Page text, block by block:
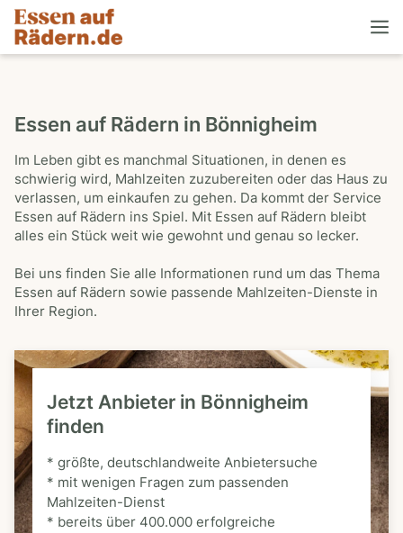
Essen auf Rädern in Bönnigheim
Im Leben gibt es manchmal Situationen, in denen es
schwierig wird, Mahlzeiten zuzubereiten oder das Haus zu
verlassen, um einkaufen zu gehen. Da kommt der Service
Essen auf Rädern ins Spiel. Mit Essen auf Rädern bleibt
alles ein Stück weit wie gewohnt und genau so lecker.
Bei uns finden Sie alle Informationen rund um das Thema
Essen auf Rädern sowie passende Mahlzeiten-Dienste in
Ihrer Region.
Jetzt Anbieter in Bönnigheim
finden
* größte, deutschlandweite Anbietersuche
* mit wenigen Fragen zum passenden
Mahlzeiten-Dienst
* bereits über 400.000 erfolgreiche